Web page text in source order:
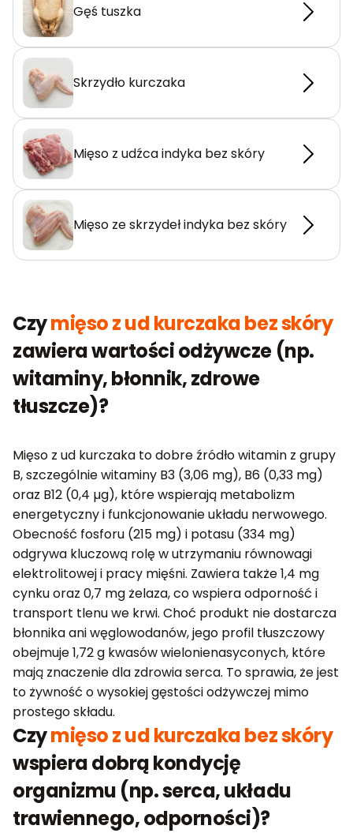
Gęś tuszka
Skrzydło kurczaka
Mięso z udźca indyka bez skóry
Mięso ze skrzydeł indyka bez skóry
Czymięso z ud kurczaka bez skóry
zawiera wartości odżywcze (np.
witaminy, błonnik, zdrowe
tłuszcze)?
Mięso z ud kurczaka to dobre źródło witamin z grupy
B, szczególnie witaminy B3 (3,06 mg), B6 (0,33 mg)
oraz B12 (0,4 µg), które wspierają metabolizm
energetyczny i funkcjonowanie układu nerwowego.
Obecność fosforu (215 mg) i potasu (334 mg)
odgrywa kluczową rolę w utrzymaniu równowagi
elektrolitowej i pracy mięśni. Zawiera także 1,4 mg
cynku oraz 0,7 mg żelaza, co wspiera odporność i
transport tlenu we krwi. Choć produkt nie dostarcza
błonnika ani węglowodanów, jego profil tłuszczowy
obejmuje 1,72 g kwasów wielonienasyconych, które
mają znaczenie dla zdrowia serca. To sprawia, że jest
to żywność o wysokiej gęstości odżywczej mimo
prostego składu.
Czymięso z ud kurczaka bez skóry
wspiera dobrą kondycję
organizmu (np. serca, układu
trawiennego, odporności)?